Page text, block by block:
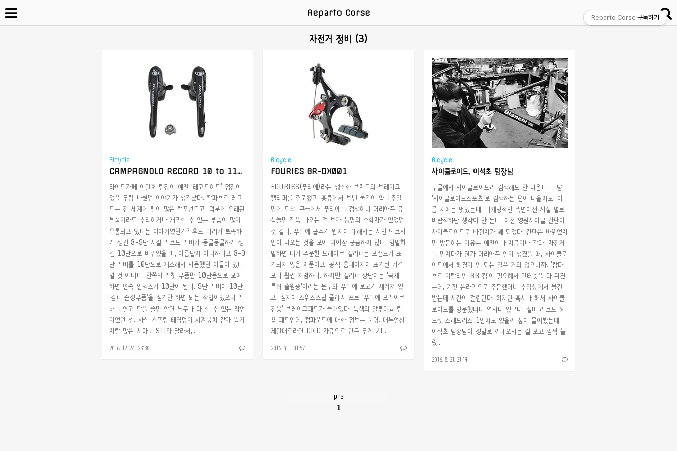
Reparto Corse
자전거 정비 (3)
Bicycle
CAMPAGNOLO RECORD 10 to 11S by tuningxcampy
라이드카페 이원호 팀장이 예전 ‘레코드하트’ 점장이
었을 무렵 나눴던 이야기가 생각났다. 캄파뇰로 레코
드는 전 세계에 팬이 많은 컴포넌트고, 덕분에 오래된
부품이라도 수리하거나 개조할 수 있는 부품이 많이
유통되고 있다는 이야기였던가? 후드 머리가 뾰족하
게 생긴 8-9단 시절 레코드 레버가 둥글둥글하게 생
긴 10단으로 바뀌었을 때, 아름답지 아니하다고 8-9
단 레버를 10단으로 개조해서 사용했던 이들이 있다.
별 것 아니다. 안쪽의 래칫 부품만 10단용으로 교체
하면 변속 인덱스가 10단이 된다. 9단 레버에 10단
‘캄피 순정부품’을 심기만 하면 되는 작업이었으니 레
버를 열고 닫을 줄만 알면 누구나 다 할 수 있는 작업
이었던 셈. 사실 스프링 태엽덩이 시계뭉치 같아 뜯기
지랄 맞은 시마노 STI와 달라서,..
2016. 12. 24. 23:30
Bicycle
FOURIES BR-DX001
FOURIES(푸리에)라는 생소한 브랜드의 브레이크
캘리퍼를 주문했고, 홍콩에서 보낸 물건이 약 1주일
만에 도착. 구글에서 푸리에를 검색하니 머리아픈 공
식들만 잔뜩 나오는 걸 보아 동명의 수학자가 있었던
것 같다. 푸리에 급수가 뭔지에 대해서는 사인과 코사
인이 나오는 것을 보아 더이상 궁금하지 않다. 엄밀히
말하면 내가 주문한 브레이크 캘리퍼는 브랜드가 표
기되지 않은 제품이고, 공식 홈페이지에 표기된 가격
보다 훨씬 저렴하다. 하지만 캘리퍼 상단에는 '국제
특허 출원중'이라는 문구와 푸리에 로고가 새겨져 있
고, 심지어 스위스스탑 플래시 프로 '푸리에 브레이크
전용' 브레이크패드가 들어있다. 녹색의 알루미늄 림
용 패드인데, 컴파운드에 대한 정보는 불명. 매뉴얼상
제원대로라면 CNC 가공으로 만든 무게 21..
2016. 9. 1. 01:57
Bicycle
사이클로이드, 이석초 팀장님
구글에서 사이클로이드라 검색해도 안 나온다. 그냥
'사이클로이드스포츠'로 검색하는 편이 나을지도. 이
름 자체는 멋있는데, 마케팅적인 측면에선 사실 별로
바람직하단 생각이 안 든다. 예전 영원사이클 간판이
사이클로이드로 바뀐지가 꽤 되었다. 간판은 바뀌었지
만 방문하는 이유는 예전이나 지금이나 같다. 자전거
를 만지다가 뭔가 머리아픈 일이 생겼을 때, 사이클로
이드에서 해결이 안 되는 일은 거의 없으니까. '캄파
뇰로 이탈리안 BB 컵'이 필요해서 인터넷을 다 뒤졌
는데, 기껏 온라인으로 주문했더니 수입상에서 물건
받는데 시간이 걸린단다. 하지만 혹시나 해서 사이클
로이드를 방문했더니 역시나 있구나. 설마 레코드 헤
드셋 스레드리스 1인치도 있을까 싶어 물어봤는데,
이석초 팀장님이 정말로 꺼내오시는 걸 보고 깜짝 놀
랐..
2016. 8. 21. 21:19
pre
1
Reparto Corse 구독하기